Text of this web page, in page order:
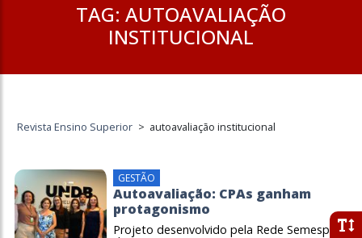
TAG: AUTOAVALIAÇÃO
INSTITUCIONAL
Revista Ensino Superior > autoavaliação institucional
GESTÃO
Autoavaliação: CPAs ganham
protagonismo
Projeto desenvolvido pela Rede Semesp